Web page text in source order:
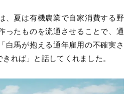
、夏は有機農業で自家消費する野
ったものを流通させることで、通
白馬が抱える通年雇用の不確実さ
れば」と話してくれました。